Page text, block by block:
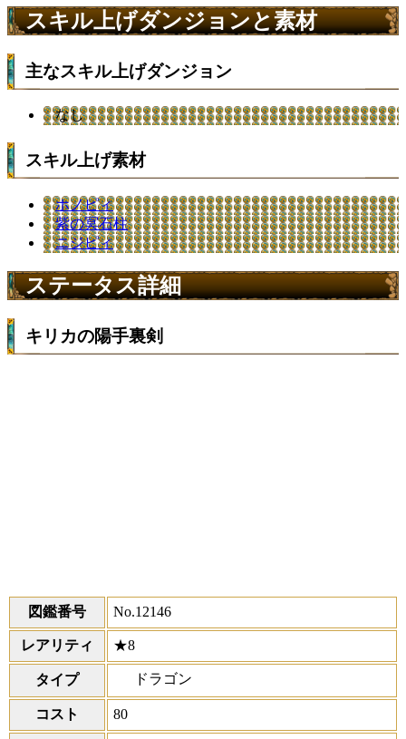
スキル上げダンジョンと素材
主なスキル上げダンジョン
なし
スキル上げ素材
ホノピィ
紫の冥石柱
ニジピィ
ステータス詳細
キリカの陽手裏剣
図鑑番号 No.12146
レアリティ ★8
タイプ ドラゴン
コスト 80